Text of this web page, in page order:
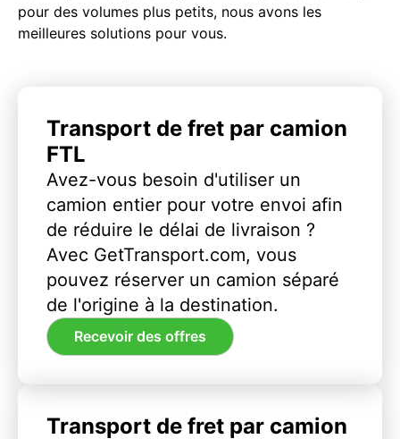
pour des volumes plus petits, nous avons les
meilleures solutions pour vous.
Transport de fret par camion
FTL
Avez-vous besoin d'utiliser un
camion entier pour votre envoi afin
de réduire le délai de livraison ?
Avec GetTransport.com, vous
pouvez réserver un camion séparé
de l'origine à la destination.
Recevoir des offres
Transport de fret par camion